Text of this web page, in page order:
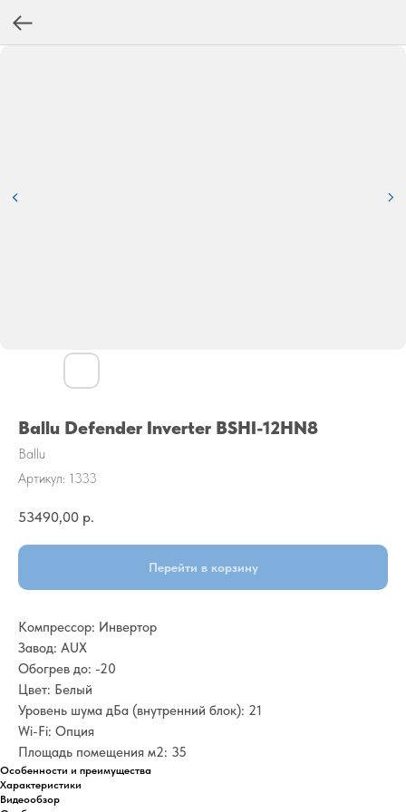
Ballu Defender Inverter BSHI-12HN8
Ballu
Артикул: 1333
53490,00 р.
Перейти в корзину
Компрессор: Инвертор
Завод: AUX
Обогрев до: -20
Цвет: Белый
Уровень шума дБа (внутренний блок): 21
Wi-Fi: Опция
Площадь помещения м2: 35
Особенности и преимущества
Характеристики
Видеообзор